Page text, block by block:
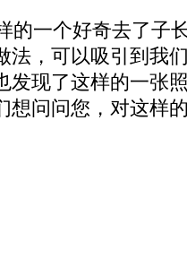
一个好奇去了子
法，可以吸引到我
发现了这样的一张
想问问您，对这样